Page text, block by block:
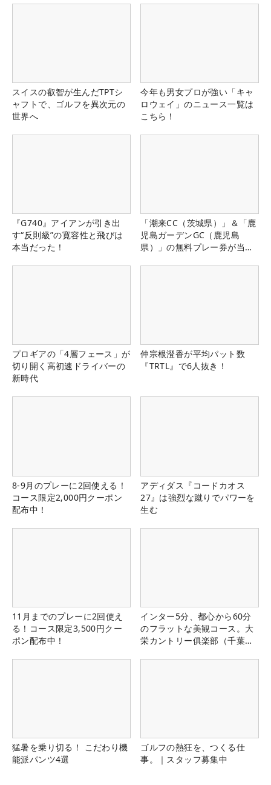
スイスの叡智が生んだTPTシ
ャフトで、ゴルフを異次元の
世界へ
今年も男女プロが強い「キャ
ロウェイ」のニュース一覧は
こちら！
『G740』アイアンが引き出
す“反則級”の寛容性と飛びは
本当だった！
「潮来CC（茨城県）」＆「鹿
児島ガーデンGC（鹿児島
県）」の無料プレー券が当た
プロギアの「4層フェース」が
切り開く高初速ドライバーの
新時代
仲宗根澄香が平均パット数
『TRTL』で6人抜き！
8-9月のプレーに2回使える！
コース限定2,000円クーポン
配布中！
アディダス『コードカオス
27』は強烈な蹴りでパワーを
生む
11月までのプレーに2回使え
る！コース限定3,500円クー
ポン配布中！
インター5分、都心から60分
のフラットな美観コース。大
栄カントリー俱楽部（千葉
猛暑を乗り切る！ こだわり機
能派パンツ4選
ゴルフの熱狂を、つくる仕
事。｜スタッフ募集中